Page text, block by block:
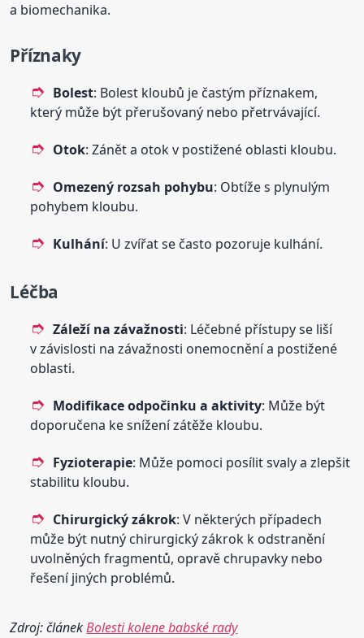
a biomechanika.
Příznaky
Bolest: Bolest kloubů je častým příznakem,
který může být přerušovaný nebo přetrvávající.
Otok: Zánět a otok v postižené oblasti kloubu.
Omezený rozsah pohybu: Obtíže s plynulým
pohybem kloubu.
Kulhání: U zvířat se často pozoruje kulhání.
Léčba
Záleží na závažnosti: Léčebné přístupy se liší
v závislosti na závažnosti onemocnění a postižené
oblasti.
Modifikace odpočinku a aktivity: Může být
doporučena ke snížení zátěže kloubu.
Fyzioterapie: Může pomoci posílit svaly a zlepšit
stabilitu kloubu.
Chirurgický zákrok: V některých případech
může být nutný chirurgický zákrok k odstranění
uvolněných fragmentů, opravě chrupavky nebo
řešení jiných problémů.
Zdroj: článekBolesti kolene babské rady